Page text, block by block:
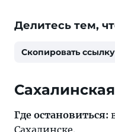
Делитесь тем,
Скопировать ссылку
Где остановиться: